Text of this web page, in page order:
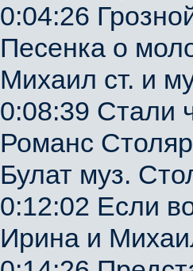
0:04:26
Песенка о
Михаил ст. и
0:08:39 Стали
Романс
Булат муз.
0:12:02 Если
Ирина и